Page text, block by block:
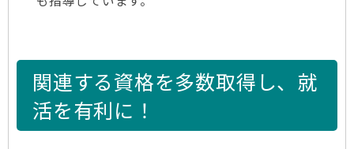
関連する資格を多数取得し、就
活を有利に！